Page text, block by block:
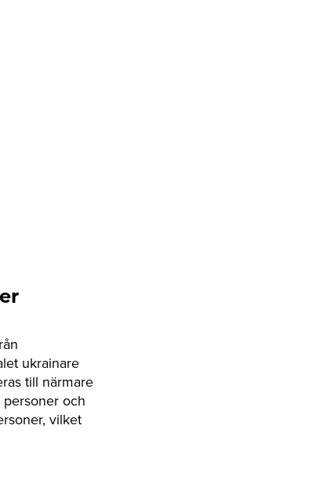
ukrainare
till närmare
och
vilket